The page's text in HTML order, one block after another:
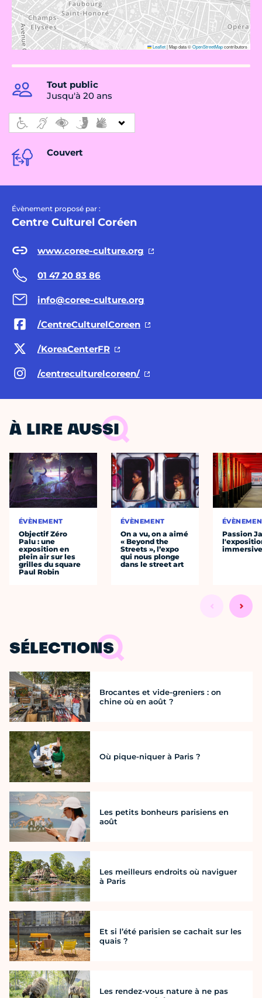
Leaflet|Map data ©OpenStreetMapcontributors
Tout public
Jusqu'à 20 ans
Couvert
Évènement proposé par :
Centre Culturel Coréen
www.coree-culture.org
01 47 20 83 86
info@coree-culture.org
/CentreCulturelCoreen
/KoreaCenterFR
/centreculturelcoreen/
À LIRE AUSSI
ÉVÈNEMENT
Objectif Zéro
Palu : une
exposition en
plein air sur les
grilles du square
Paul Robin
ÉVÈNEMENT
On a vu, on a aimé
« Beyond the
Streets », l’expo
qui nous plonge
dans le street art
Passion
SÉLECTIONS
Brocantes et vide-greniers : on
chine où en août ?
Où pique-niquer à Paris ?
Les petits bonheurs parisiens en
août
Les meilleurs endroits où naviguer
à Paris
Et si l’été parisien se cachait sur les
quais ?
Les rendez-vous nature à ne pas